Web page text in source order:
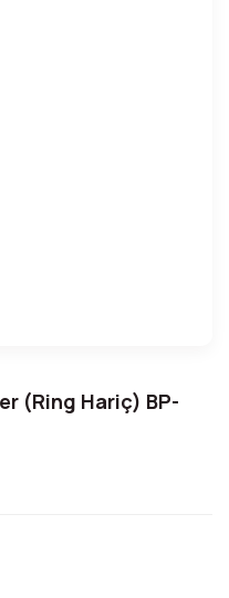
(Ring Hariç) BP-